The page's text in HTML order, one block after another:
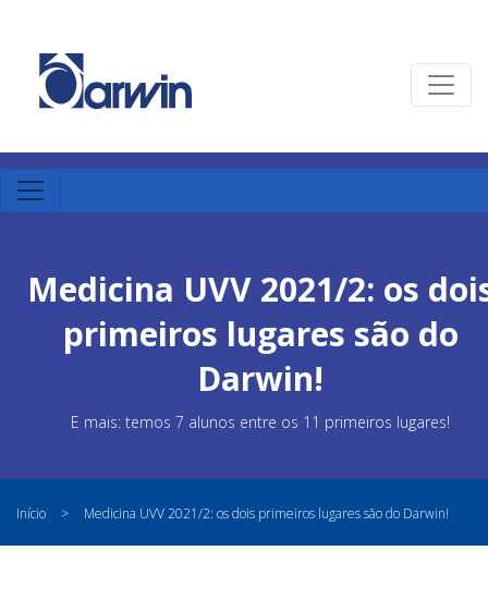
Medicina UVV 2021/2: os
primeiros lugares são do
Darwin!
E mais: temos 7 alunos entre os 11 primeiros lugares!
Início > Medicina UVV 2021/2: os dois primeiros lugares são do Darwin!